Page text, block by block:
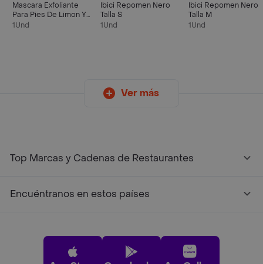
Mascara Exfoliante
Para Pies De Limon Y
Ahas
1Und
Ibici Repomen Nero
Talla S
1Und
Ibici Repomen Nero
Talla M
1Und
Ver más
Top Marcas y Cadenas de Restaurantes
Encuéntranos en estos países